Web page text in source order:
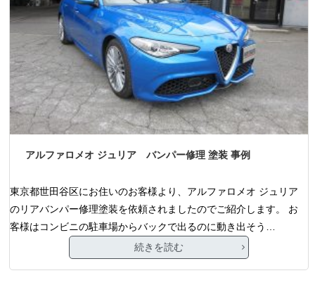
アルファロメオ ジュリア バンパー修理 塗装 事例
東京都世田谷区にお住いのお客様より、アルファロメオ ジュリア
のリアバンパー修理塗装を依頼されましたのでご紹介します。 お
客様はコンビニの駐車場からバックで出るのに動き出そう…
続きを読む